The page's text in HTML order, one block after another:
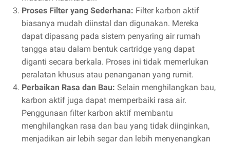
Proses Filter yang Sederhana: Filter karbon aktif
biasanya mudah diinstal dan digunakan. Mereka
dapat dipasang pada sistem penyaring air rumah
tangga atau dalam bentuk cartridge yang dapat
diganti secara berkala. Proses ini tidak memerlukan
peralatan khusus atau penanganan yang rumit.
Perbaikan Rasa dan Bau: Selain menghilangkan bau,
karbon aktif juga dapat memperbaiki rasa air.
Penggunaan filter karbon aktif membantu
menghilangkan rasa dan bau yang tidak diinginkan,
menjadikan air lebih segar dan lebih menyenangkan